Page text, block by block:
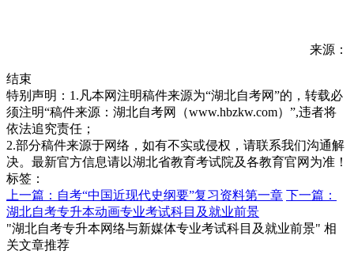
来源：
结束
特别声明：1.凡本网注明稿件来源为“湖北自考网”的，转载必
须注明“稿件来源：湖北自考网（www.hbzkw.com）”,违者将
依法追究责任；
2.部分稿件来源于网络，如有不实或侵权，请联系我们沟通解
决。最新官方信息请以湖北省教育考试院及各教育官网为准！
标签：
上一篇：自考“中国近现代史纲要”复习资料第一章 下一篇：
湖北自考专升本动画专业考试科目及就业前景
"湖北自考专升本网络与新媒体专业考试科目及就业前景" 相
关文章推荐